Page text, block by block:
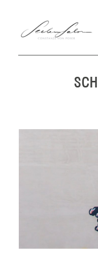
KONTAKT/TERMIN